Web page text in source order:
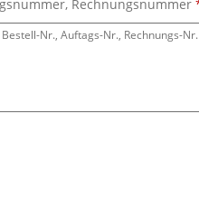
Nr., Auftags-Nr., Rechnungs-Nr.
Rechnungsnummer